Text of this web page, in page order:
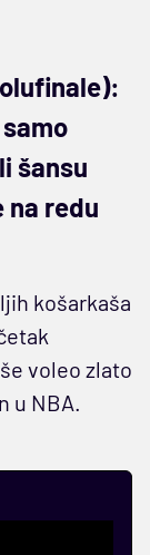
šansu
na redu
košarkaša
voleo zlato
u NBA.